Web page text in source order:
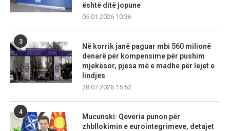
është ditë jopune
05.01.2026 10:36
3
Në korrik janë paguar mbi 560 milionë
denarë për kompensime për pushim
mjekësor, pjesa më e madhe për lejet e
lindjes
28.07.2026 15:52
4
Mucunski: Qeveria punon për
zhbllokimin e eurointegrimeve, detajet